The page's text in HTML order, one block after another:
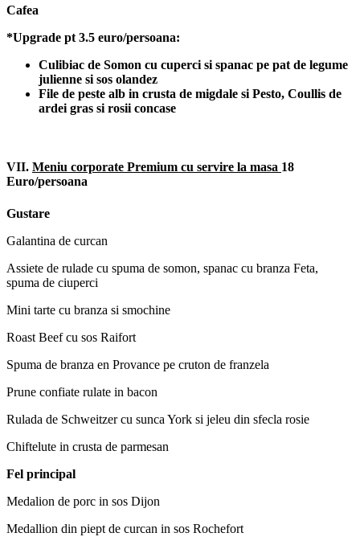
Cafea
*Upgrade pt 3.5 euro/persoana:
Culibiac de Somon cu cuperci si spanac pe pat de legume
julienne si sos olandez
File de peste alb in crusta de migdale si Pesto, Coullis de
ardei gras si rosii concase
VII. Meniu corporate Premium cu servire la masa 18
Euro/persoana
Gustare
Galantina de curcan
Assiete de rulade cu spuma de somon, spanac cu branza Feta,
spuma de ciuperci
Mini tarte cu branza si smochine
Roast Beef cu sos Raifort
Spuma de branza en Provance pe cruton de franzela
Prune confiate rulate in bacon
Rulada de Schweitzer cu sunca York si jeleu din sfecla rosie
Chiftelute in crusta de parmesan
Fel principal
Medalion de porc in sos Dijon
Medallion din piept de curcan in sos Rochefort